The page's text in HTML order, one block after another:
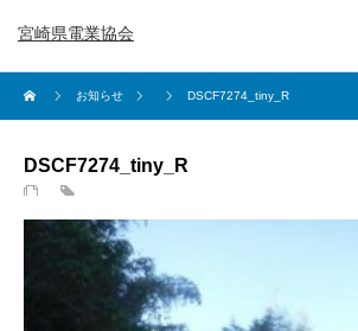
宮崎県電業協会
お知らせ DSCF7274_tiny_R
DSCF7274_tiny_R